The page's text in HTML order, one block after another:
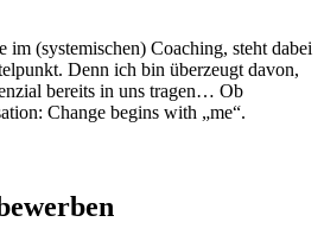
im (systemischen) Coaching, steht dabei
Denn ich bin überzeugt davon,
bereits in uns tragen… Ob
Change begins with „me“.